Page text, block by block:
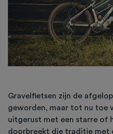
Gravelfietsen zijn de
geworden, maar tot nu toe
uitgerust met een starre of
doorbreekt die traditie met